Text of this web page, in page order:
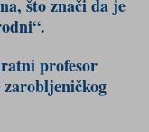
što znači da je
profesor